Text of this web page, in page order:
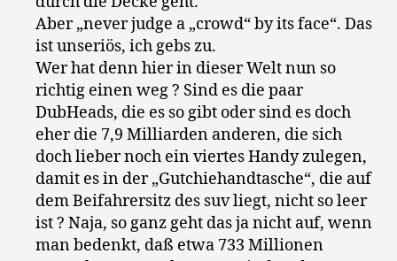
Aber „never judge a „crowd“ by its face“. Das
ist unseriös, ich gebs zu.
Wer hat denn hier in dieser Welt nun so
richtig einen weg ? Sind es die paar
DubHeads, die es so gibt oder sind es doch
eher die 7,9 Milliarden anderen, die sich
doch lieber noch ein viertes Handy zulegen,
damit es in der „Gutchiehandtasche“, die auf
dem Beifahrersitz des suv liegt, nicht so leer
ist ? Naja, so ganz geht das ja nicht auf, wenn
man bedenkt, daß etwa 733 Millionen